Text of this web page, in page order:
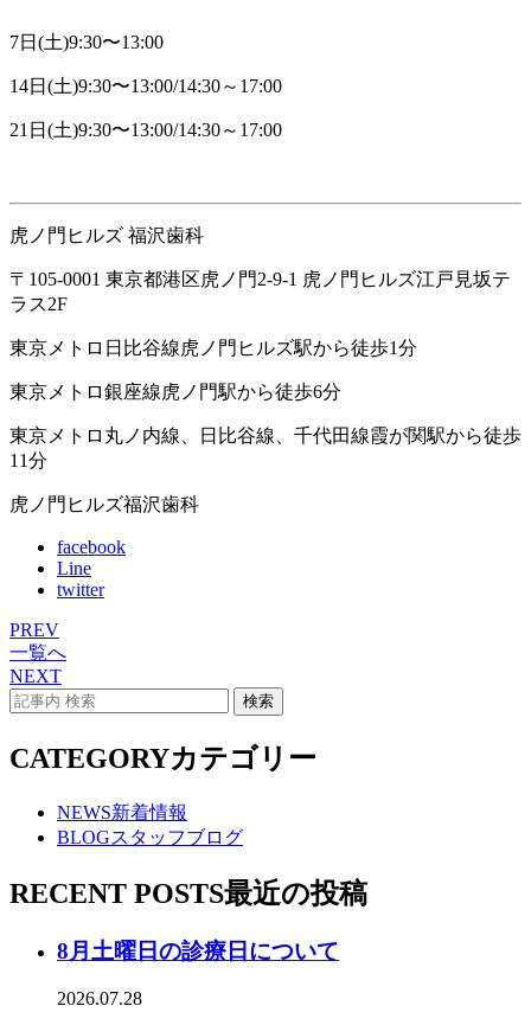
7日(土)9:30〜13:00
14日(土)9:30〜13:00/14:30～17:00
21日(土)9:30〜13:00/14:30～17:00
虎ノ門ヒルズ 福沢歯科
〒105-0001 東京都港区虎ノ門2-9-1 虎ノ門ヒルズ江戸見坂テ
ラス2F
東京メトロ日比谷線虎ノ門ヒルズ駅から徒歩1分
東京メトロ銀座線虎ノ門駅から徒歩6分
東京メトロ丸ノ内線、日比谷線、千代田線霞が関駅から徒歩
11分
虎ノ門ヒルズ福沢歯科
facebook
Line
twitter
PREV
一覧へ
NEXT
CATEGORYカテゴリー
NEWS新着情報
BLOGスタッフブログ
RECENT POSTS最近の投稿
8月土曜日の診療日について
2026.07.28